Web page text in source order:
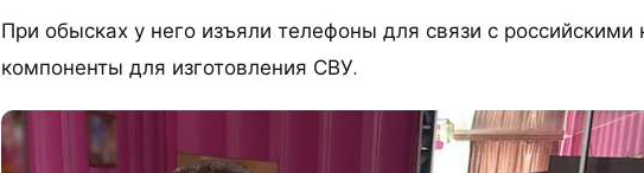
При обысках у него изъяли телефоны для связи с российскими
компоненты для изготовления СВУ.